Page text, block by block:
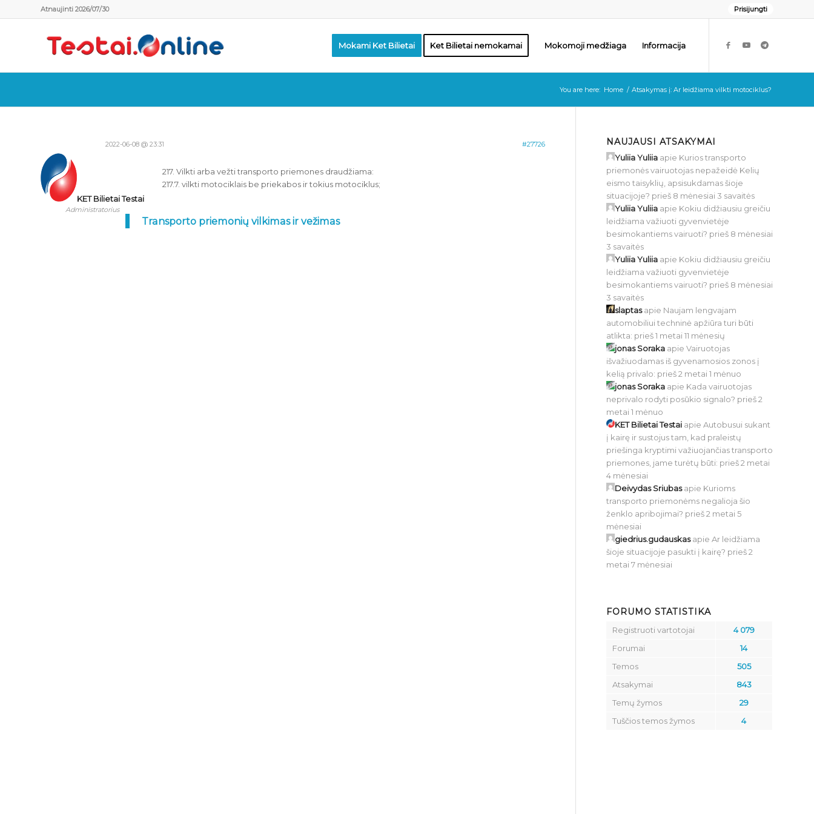
Prisijungti
Atnaujinti 2026/07/30
Mokami Ket Bilietai Ket Bilietai nemokamai Mokomoji medžiaga Informacija
You are here: Home / Atsakymas į: Ar leidžiama vilkti motociklus?
2022-06-08 @ 23:31 #27726
KET Bilietai Testai
Administratorius
217. Vilkti arba vežti transporto priemones draudžiama:
217.7. vilkti motociklais be priekabos ir tokius motociklus;
Transporto priemonių vilkimas ir vežimas
NAUJAUSI ATSAKYMAI
Yuliia Yuliia apie Kurios transporto
priemonės vairuotojas nepažeidė Kelių
eismo taisyklių, apsisukdamas šioje
situacijoje? prieš 8 mėnesiai 3 savaitės
Yuliia Yuliia apie Kokiu didžiausiu greičiu
leidžiama važiuoti gyvenvietėje
besimokantiems vairuoti? prieš 8 mėnesiai
3 savaitės
Yuliia Yuliia apie Kokiu didžiausiu greičiu
leidžiama važiuoti gyvenvietėje
besimokantiems vairuoti? prieš 8 mėnesiai
3 savaitės
slaptasapie Naujam lengvajam
automobiliui techninė apžiūra turi būti
atlikta: prieš 1 metai 11 mėnesių
jonas Soraka apieVairuotojas
išvažiuodamas iš gyvenamosios zonos į
kelią privalo: prieš 2 metai 1 mėnuo
jonas Soraka apie Kada vairuotojas
neprivalo rodyti posūkio signalo? prieš 2
metai 1 mėnuo
KET Bilietai Testai apieAutobusui sukant
į kairę ir sustojus tam, kad praleistų
priešinga kryptimi važiuojančias transporto
priemones, jame turėtų būti: prieš 2 metai
4 mėnesiai
Deivydas Sriubasapie Kurioms
transporto priemonėms negalioja šio
ženklo apribojimai? prieš 2 metai 5
mėnesiai
giedrius.gudauskasapieAr leidžiama
šioje situacijoje pasukti į kairę? prieš 2
metai 7 mėnesiai
FORUMO STATISTIKA
Registruoti vartotojai
4 079
Forumai
14
Temos
505
Atsakymai
843
Temų žymos
29
Tuščios temos žymos
4